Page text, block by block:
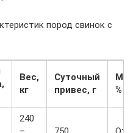
пород свинок с
Вес,
кг
Суточный
привес, г
%
240